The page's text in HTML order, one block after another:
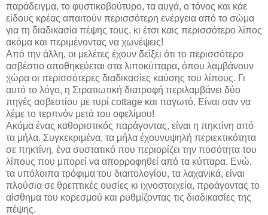
παράδειγμα, το φυστικοβούτυρο, τα αυγά, ο τόνος και κάε
είδους κρέας απαιτούν περισσότερη ενέργεια από το σώμα
για τη διαδικασία πέψης τους, κι έτσι καις περισσότερο λίπος
ακόμα και περιμένοντας να χωνέψεις!
Από την άλλη, οι μελέτες έχουν δείξει ότι το περισσότερο
ασβέστιο αποθηκεύεται στα λιποκύτταρα, όπου λαμβάνουν
χώρα οι περισσότερες διαδικασίες καύσης του λίπους. Γι
αυτό το λόγο, η Στρατιωτική διατροφή περιλαμβάνει δύο
πηγές ασβεστίου με τυρί cottage και παγωτό. Είναι σαν να
λέμε το τερπνόν μετά του οφελίμου!
Ακόμα ένας καθοριστικός παράγοντας, είναι η πηκτίνη από
τα μήλα. Συγκεκριμένα, τα μήλα έχουνυψηλή περιεκτικότητα
σε πηκτίνη, ένα συστατικό που περιορίζει την ποσότητα του
λίπους που μπορεί να απορροφηθεί από τα κύτταρα. Ενώ,
τα υπόλοιπα τρόφιμα του διαιτολογίου, τα λαχανικά, είναι
πλούσια σε θρεπτικές ουσίες κι ιχνοστοιχεία, προάγοντας το
αίσθημα του κορεσμού και ρυθμίζοντας τις διαδικασίες της
πέψης.